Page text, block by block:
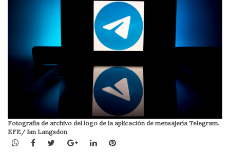
Fotografía de archivo del logo de la aplicación de mensajería Telegram.
EFE/ Ian Langsdon
WhatsApp
Facebook
TwitterGoogle+LinkedInPinterest